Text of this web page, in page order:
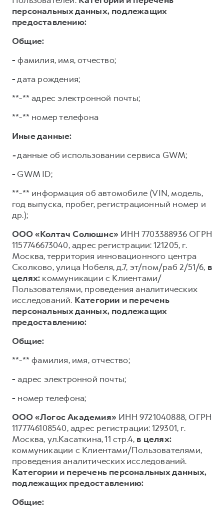
персональных данных, подлежащих
предоставлению:
Общие:
- фамилия, имя, отчество;
-дата рождения;
**-** адрес электронной почты;
**-** номер телефона
Иные данные:
-данные об использовании сервиса GWM;
- GWM ID;
**-** информация об автомобиле (VIN, модель,
год выпуска, пробег, регистрационный номер и
др.);
ООО «Колтач Солюшнс» ИНН 7703388936 ОГРН
1157746673040, адрес регистрации: 121205, г.
Москва, территория инновационного центра
Сколково, улица Нобеля, д.7, эт/пом/раб 2/51/6, в
целях: коммуникации с Клиентами/
Пользователями, проведения аналитических
исследований. Категории и перечень
персональных данных, подлежащих
предоставлению:
Общие:
**-** фамилия, имя, отчество;
- адрес электронной почты;
- номер телефона;
ООО «Логос Академия» ИНН 9721040888, ОГРН
1177746108540, адрес регистрации: 129301, г.
Москва, ул.Касаткина, 11 стр.4, в целях:
коммуникации с Клиентами/Пользователями,
проведения аналитических исследований.
Категории и перечень персональных данных,
подлежащих предоставлению:
Общие: